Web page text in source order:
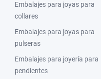
Embalajes para joyas para
collares
Embalajes para joyas para
pulseras
Embalajes para joyería para
pendientes